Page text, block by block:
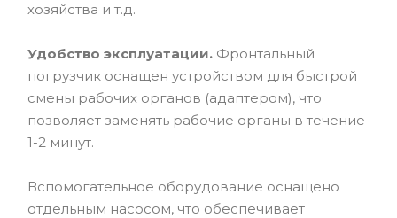
хозяйства и т.д.
Удобство эксплуатации. Фронтальный
погрузчик оснащен устройством для быстрой
смены рабочих органов (адаптером), что
позволяет заменять рабочие органы в течение
1-2 минут.
Вспомогательное оборудование оснащено
отдельным насосом, что обеспечивает